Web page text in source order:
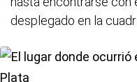
desplegado en la